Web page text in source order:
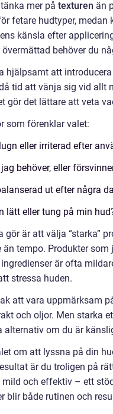
mer på texturen än
fetare hudtyper,
känsla efter
behöver du
hjälpsamt att
tid att vänja sig vid allt
gör det lättare att veta
som förenklar valet:
eller irriterad efter
behöver, eller
ut efter några
lätt eller tung på min
gör är att välja “starka”
än tempo. Produkter
är ofta
stressa huden.
att vara uppmärksam
och oljor. Men starka
alternativ om du är
om att lyssna på din
är du troligen på
och effektiv – ett
blir både rutinen och